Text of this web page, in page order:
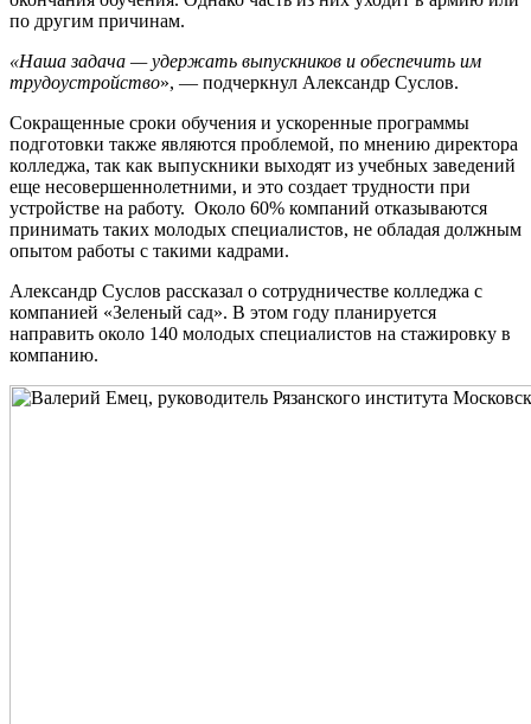
по другим причинам.
«Наша задача — удержать выпускников и обеспечить им
трудоустройство», — подчеркнул Александр Суслов.
Сокращенные сроки обучения и ускоренные программы
подготовки также являются проблемой, по мнению директора
колледжа, так как выпускники выходят из учебных заведений
еще несовершеннолетними, и это создает трудности при
устройстве на работу. Около 60% компаний отказываются
принимать таких молодых специалистов, не обладая должным
опытом работы с такими кадрами.
Александр Суслов рассказал о сотрудничестве колледжа с
компанией «Зеленый сад». В этом году планируется
направить около 140 молодых специалистов на стажировку в
компанию.